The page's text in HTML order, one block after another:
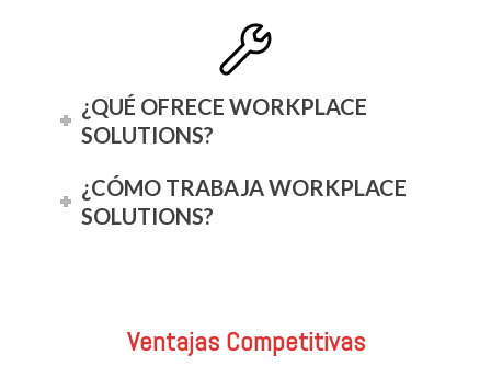
¿QUÉ OFRECE WORKPLACE
SOLUTIONS?
¿CÓMO TRABAJA WORKPLACE
SOLUTIONS?
Ventajas Competitivas